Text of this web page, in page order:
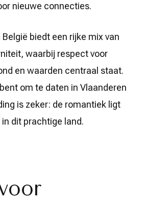
nieuwe connecties.
biedt een rijke mix van
waarbij respect voor
en waarden centraal staat.
om te daten in Vlaanderen
is zeker: de romantiek ligt
dit prachtige land.